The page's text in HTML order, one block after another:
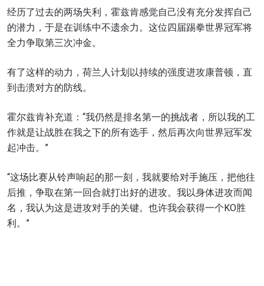
经历了过去的两场失利，霍兹肯感觉自己没有充分发挥自己
的潜力，于是在训练中不遗余力。这位四届踢拳世界冠军将
全力争取第三次冲金。
有了这样的动力，荷兰人计划以持续的强度进攻康普顿，直
到击溃对方的防线。
霍尔兹肯补充道：“我仍然是排名第一的挑战者，所以我的工
作就是让战胜在我之下的所有选手，然后再次向世界冠军发
起冲击。”
“这场比赛从铃声响起的那一刻，我就要给对手施压，把他往
后推，争取在第一回合就打出好的进攻。我以身体进攻而闻
名，我认为这是进攻对手的关键。也许我会获得一个KO胜
利。”
对手
赛事
查看集锦
邮箱
订阅
提交此表格签署弹出免责声明，即表示您同意我们
的隐私政策，我们将收集、使用和披露您的信息。